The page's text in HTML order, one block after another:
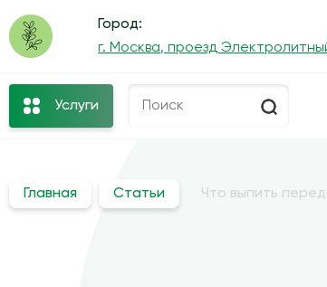
Город:
г. Москва, проезд
Услуги
Главная Статьи Что выпить